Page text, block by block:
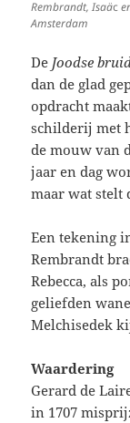
Rembrandt, Isaäc
Amsterdam
De Joodse
dan de glad
opdracht
schilderij met
de mouw van
jaar en dag
maar wat stelt
Een tekening
Rembrandt
Rebecca, als
geliefden
Melchisedek
Waardering
Gerard de
in 1707